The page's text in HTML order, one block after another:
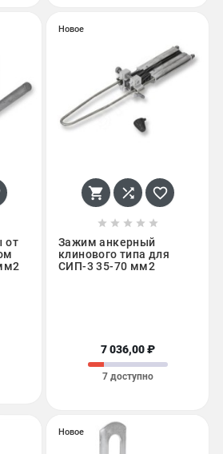
от
Новое
  
    
Зажим анкерный
клинового типа для
СИП-3 35-70 мм2
7 036,00 ₽
7 доступно
Новое